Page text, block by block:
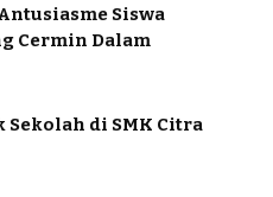
Siswa
Cermin Dalam
Sekolah di SMK Citra